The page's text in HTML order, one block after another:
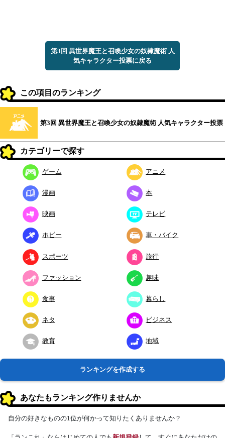
第3回 異世界魔王と召喚少女の奴隷魔術 人
気キャラクター投票に戻る
この項目のランキング
第3回 異世界魔王と召喚少女の奴隷魔術 人気キャラクター投票
カテゴリーで探す
ゲーム アニメ
漫画 本
映画 テレビ
ホビー 車・バイク
スポーツ 旅行
ファッション 趣味
食事 暮らし
ネタ ビジネス
教育 地域
ランキングを作成する
あなたもランキング作りませんか
自分の好きなものの1位が何かって知りたくありませんか？